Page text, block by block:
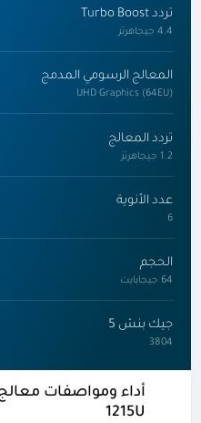
تردد Turbo Boost
4.4 جيجاهرتز
المعالج الرسومي المدمج
UHD Graphics (64EU)
تردد المعالج
1.2 جيجاهرتز
عدد الأنوية
الحجم
64 جيجابايت
جيك بنش 5
3804
1215U